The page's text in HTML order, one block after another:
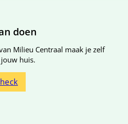
doen
Milieu Centraal maak je zelf
huis.